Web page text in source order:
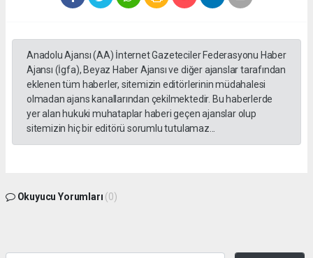
Anadolu Ajansı (AA) İnternet Gazeteciler Federasyonu Haber
Ajansı (İgfa), Beyaz Haber Ajansı ve diğer ajanslar tarafından
eklenen tüm haberler, sitemizin editörlerinin müdahalesi
olmadan ajans kanallarından çekilmektedir. Bu haberlerde
yer alan hukuki muhataplar haberi geçen ajanslar olup
sitemizin hiç bir editörü sorumlu tutulamaz...
Okuyucu Yorumları (0)